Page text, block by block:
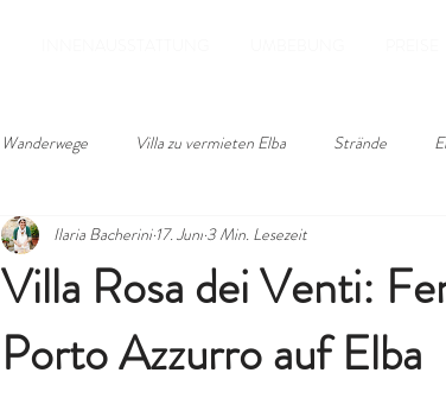
Wanderwege Villa zu vermieten Elba Strände
Villa Rosa dei Venti:
Porto Azzurro auf Elba
Ilaria Bacherini 17. Juni 3 Min. Lesezeit